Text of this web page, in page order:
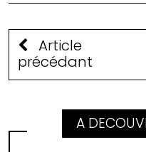
Article
précédant
A